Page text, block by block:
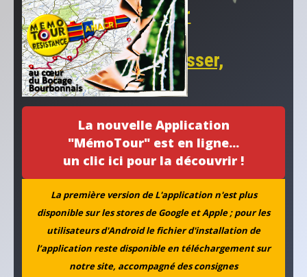
La nouvelle Application
"MémoTour" est en ligne...
un clic ici pour la découvrir !
La première version de L'application n'est plus
disponible sur les stores de Google et Apple ; pour les
utilisateurs d'Android le fichier d'installation de
l’application reste disponible en téléchargement sur
notre site, accompagné des consignes
Communiquer pour
fonctionner
rassembler, intéresser,
recruter…